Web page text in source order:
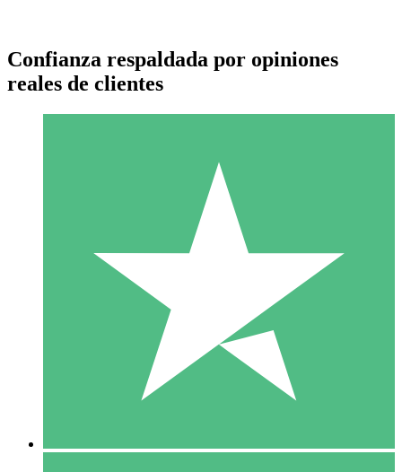
Paquetes de Créditos Individuales
Paga según el uso con créditos de descarga. Sin compromiso
10 00
Confianza respaldada por opiniones
reales de clientes